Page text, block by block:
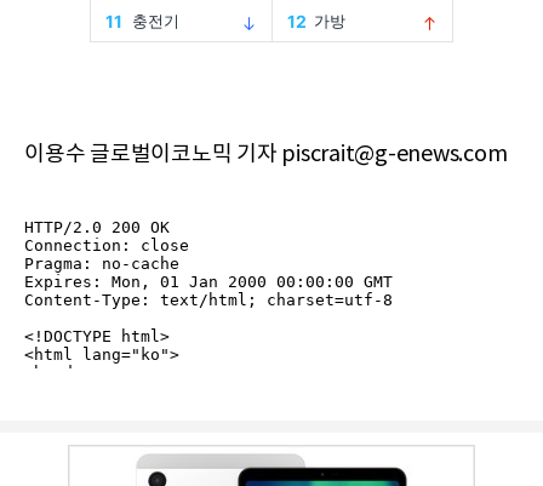
이용수 글로벌이코노믹 기자 piscrait@g-enews.com